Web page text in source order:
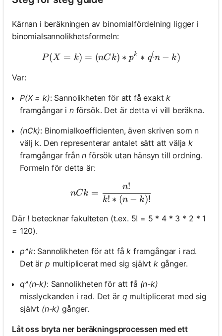
Kärnan i beräkningen av binomialfördelning ligger i
binomialsannolikhetsformeln:
P(X = k) = (nCk) * p^k *
P(X = k) = (nCk) ∗ pk ∗ q(n − k)
Var:
P(X = k): Sannolikheten för att få exaktk
framgångar i nförsök. Det är detta vi vill beräkna.
(nCk): Binomialkoefficienten, även skriven som n
välj k. Den representerar antalet sätt att väljak
framgångar frånn försök utan hänsyn till ordning.
Formeln för detta är:
nCk = \frac{n!}{k! * (n-
nCk =
k! ∗ (n − k)!
n!
Där ! betecknar fakulteten (t.ex. 5! = 5 * 4 * 3 * 2 * 1
= 120).
p^k: Sannolikheten för att fåk framgångar i rad.
Det är p multiplicerat med sig självt kgånger.
q^(n-k): Sannolikheten för att få (n-k)
misslyckanden i rad. Det är qmultiplicerat med sig
självt (n-k) gånger.
Låt oss bryta ner beräkningsprocessen med ett